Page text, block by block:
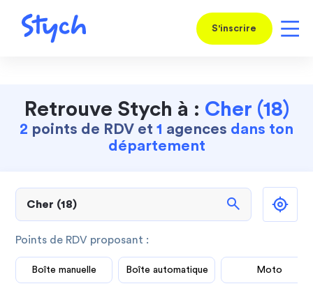
S'inscrire
Retrouve Stych à : Cher (18)
2 points de RDV et 1 agences dans ton
département
search
Points de RDV proposant :
Boîte manuelle Boîte automatique Moto